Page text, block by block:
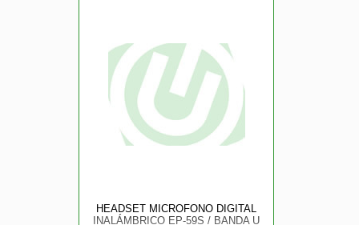
HEADSET MICROFONO DIGITAL
INALÁMBRICO EP-59S / BANDA U